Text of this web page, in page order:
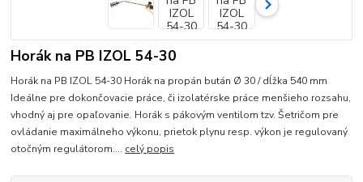
Horák na PB IZOL 54-30
Horák na PB IZOL 54-30 Horák na propán bután Ø 30 / dĺžka 540 mm
Ideálne pre dokončovacie práce, či izolatérske práce menšieho rozsahu,
vhodný aj pre opaľovanie. Horák s pákovým ventilom tzv. Šetričom pre
ovládanie maximálneho výkonu, prietok plynu resp. výkon je regulovaný
otočným regulátorom.... celý popis